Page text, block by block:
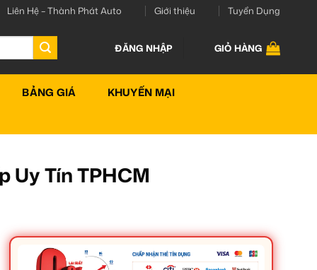
Liên Hệ – Thành Phát Auto Giới thiệu Tuyển Dụng
ĐĂNG NHẬP GIỎ HÀNG
BẢNG GIÁ KHUYẾN MẠI
Uy Tín TPHCM